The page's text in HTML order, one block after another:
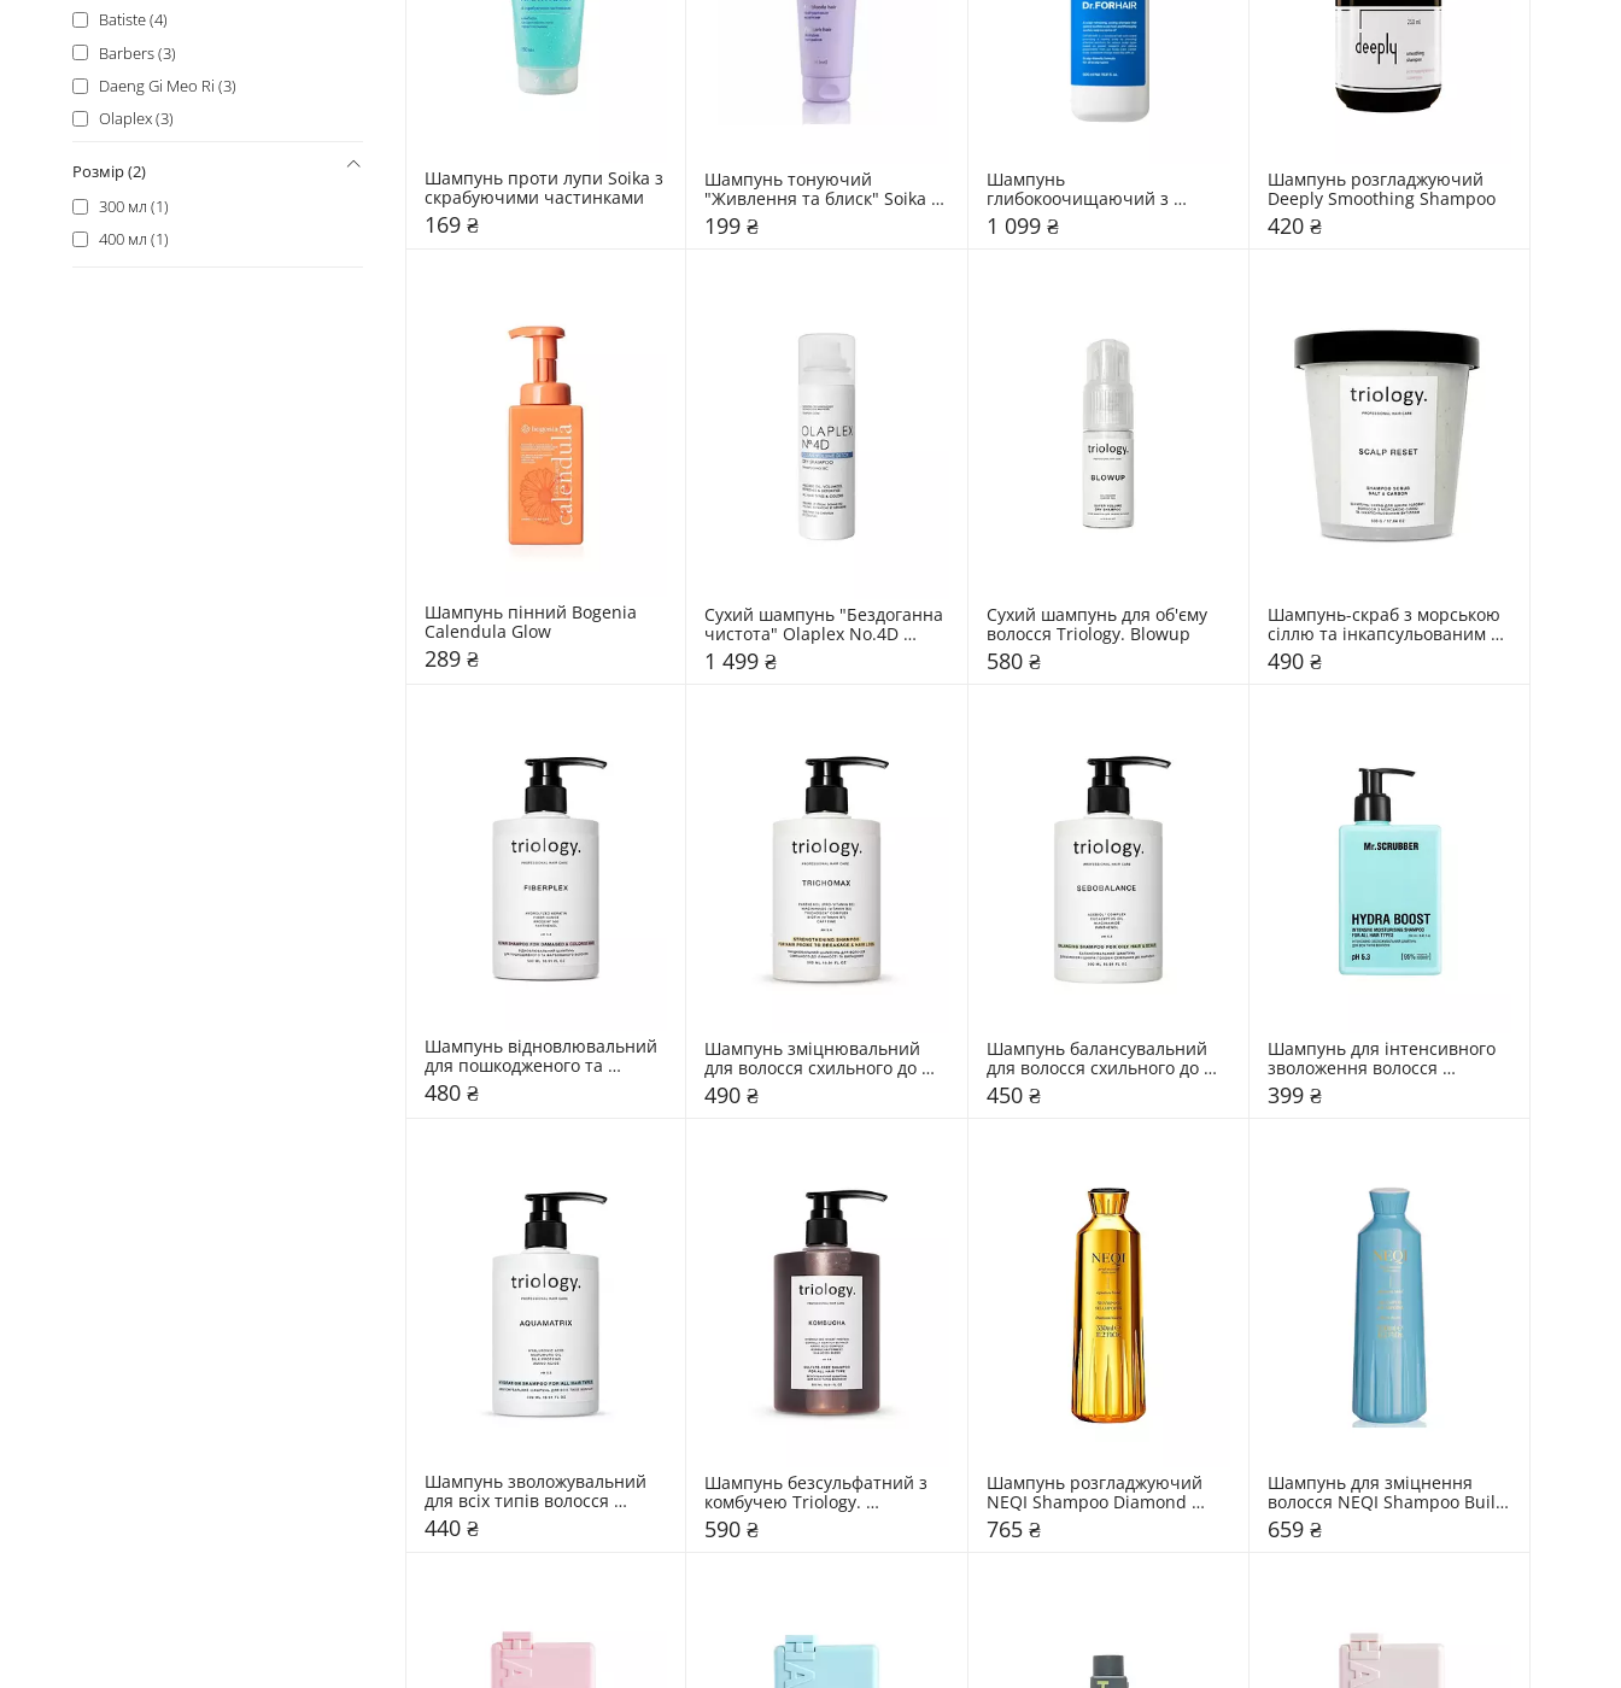
Batiste (4)
Barbers (3)
Daeng Gi Meo Ri (3)
Olaplex (3)
Barber Blend (2)
LAvHAIR (2)
Lola from Rio (2)
Розмір (2)
300 мл (1)
400 мл (1)
Шампунь проти лупи Soika з
скрабуючими частинками
169 ₴
Шампунь тонуючий
"Живлення та блиск" Soika
Platinum
199 ₴
Шампунь
глибокоочищаючий з
ефектом охолодження
Dr.FORHAIR Folligen Deep
1 099 ₴
Шампунь розгладжуючий
Deeply Smoothing Shampoo
420 ₴
Шампунь пінний Bogenia
Calendula Glow
289 ₴
Сухий шампунь "Бездоганна
чистота" Olaplex No.4D
Clean Volume Detox Dry
Shampoo
1 499 ₴
Сухий шампунь для об'єму
волосся Triology. Blowup
580 ₴
Шампунь-скраб з морською
сіллю та інкапсульованим
вугіллям Triology. Scalp reset
490 ₴
Шампунь відновлювальний
для пошкодженого та
фарбованого волосся
Triology. Fiberplex
480 ₴
Шампунь зміцнювальний
для волосся схильного до
ламкості та випадіння
Triology. Trichomax
490 ₴
Шампунь балансувальний
для волосся схильного до
жирності Triology.
Sebobalance
450 ₴
Шампунь для інтенсивного
зволоження волосся
Mr.SCRUBBER Hydra Boost
399 ₴
Шампунь зволожувальний
для всіх типів волосся
Triology. Aquamatrix
440 ₴
Шампунь безсульфатний з
комбучею Triology.
Kombucha
590 ₴
Шампунь розгладжуючий
NEQI Shampoo Diamond
Glass
765 ₴
Шампунь для зміцнення
волосся NEQI Shampoo Build
Boost
659 ₴